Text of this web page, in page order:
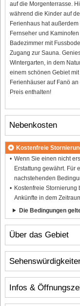
auf die Morgenterrasse.
während die Kinder auf
Ferienhaus hat
Fernseher und
Badezimmer mit
Zugang zur Sauna.
Wintergarten, in dem
einem schönen Gebiet
Ferienhäuser auf Fanö
Preis enthalten!
Über das Gebiet
Infos &
Nebenkosten
Kostenfreie
Wenn Sie einen nicht
Erstattung gewährt. Für
nachstehenden
Kostenfreie Stornierung
Ankünfte in dem
Die Bedingungen